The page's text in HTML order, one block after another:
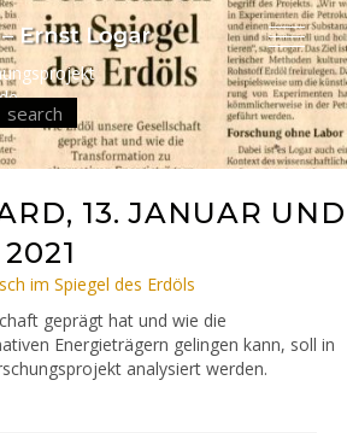
13. JANUAR UND
im Spiegel des Erdöls
geprägt hat und wie die
Energieträgern gelingen kann, soll in
analysiert werden.